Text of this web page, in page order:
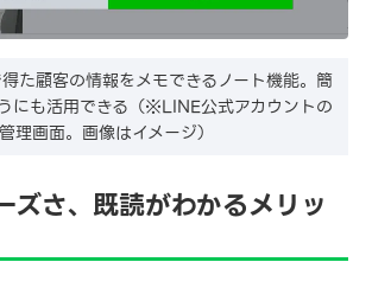
た顧客の情報をメモできるノート機能。簡
にも活用できる（※LINE公式アカウントの
管理画面。画像はイメージ）
ズさ、既読がわかるメリッ